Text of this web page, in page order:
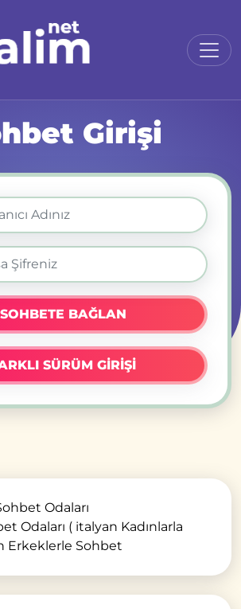
Girişi
SOHBETE BAĞLAN
SÜRÜM GİRİŞİ
Odaları
Odaları ( italyan Kadınlarla
Erkeklerle Sohbet